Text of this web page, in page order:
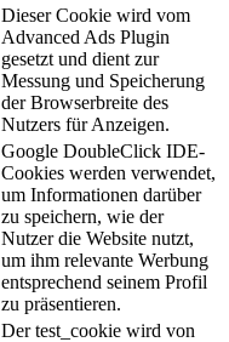
Dieser Cookie wird vom
Advanced Ads Plugin
gesetzt und dient zur
Messung und Speicherung
der Browserbreite des
Nutzers für Anzeigen.
Google DoubleClick IDE-
Cookies werden verwendet,
um Informationen darüber
zu speichern, wie der
Nutzer die Website nutzt,
um ihm relevante Werbung
entsprechend seinem Profil
zu präsentieren.
Der test_cookie wird von